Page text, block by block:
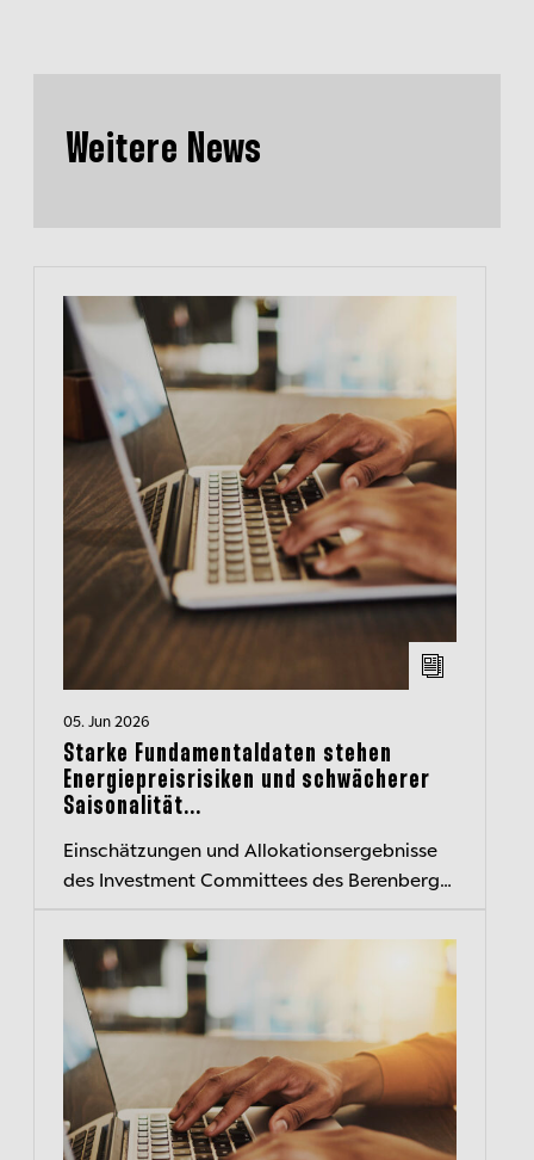
Weitere News
05. Jun 2026
Starke Fundamentaldaten stehen
Energiepreisrisiken und schwächerer
Saisonalität...
Einschätzungen und Allokationsergebnisse
des Investment Committees des Berenberg
zusammengefasst – der transparente
Einblick...